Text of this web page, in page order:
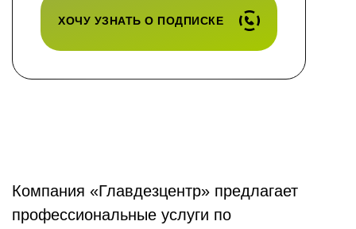
ХОЧУ УЗНАТЬ О ПОДПИСКЕ
Компания «Главдезцентр» предлагает
профессиональные услуги по